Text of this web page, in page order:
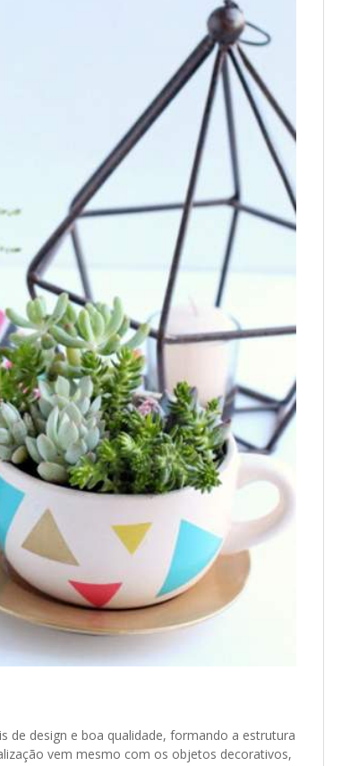
de design e boa qualidade, formando a estrutura
vem mesmo com os objetos decorativos,